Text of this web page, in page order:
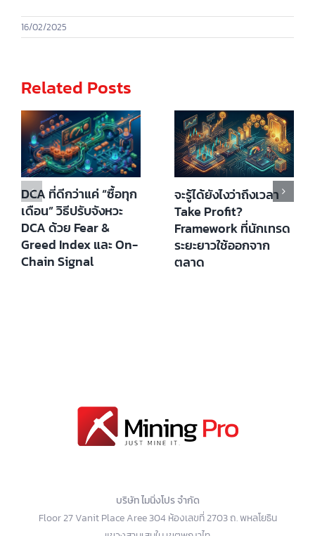
16/02/2025
Related Posts
DCA ที่ดีกว่าแค่ “ซื้อทุก
เดือน” วิธีปรับจังหวะ
DCA ด้วย Fear &
Greed Index และ On-
Chain Signal
จะรู้ได้ยังไงว่าถึงเวลา
Take Profit?
Framework ที่นักเทรด
ระยะยาวใช้ออกจาก
ตลาด
บริษัท ไมนิ่งโปร จำกัด
Floor 27 Vanit Place Aree 304 ห้องเลขที่ 2703 ถ. พหลโยธิน